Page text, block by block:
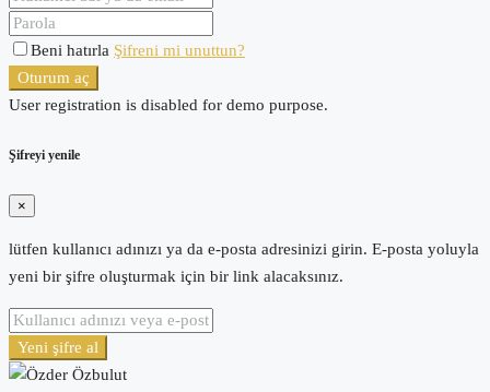
Beni hatırla Şifreni mi unuttun?
Oturum aç
User registration is disabled for demo purpose.
Şifreyi yenile
×
lütfen kullanıcı adınızı ya da e-posta adresinizi girin. E-posta yoluyla
yeni bir şifre oluşturmak için bir link alacaksınız.
Yeni şifre al